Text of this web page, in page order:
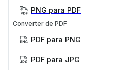
PNG para PDF
Converter de PDF
PDF para PNG
PDF para JPG